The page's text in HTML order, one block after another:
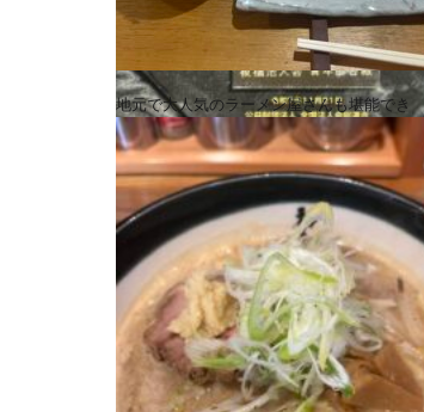
地元で大人気のラーメン屋さんも堪能でき